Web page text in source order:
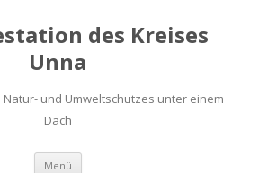
des Kreises
Unna
und Umweltschutzes unter einem
Dach
Menü Zum